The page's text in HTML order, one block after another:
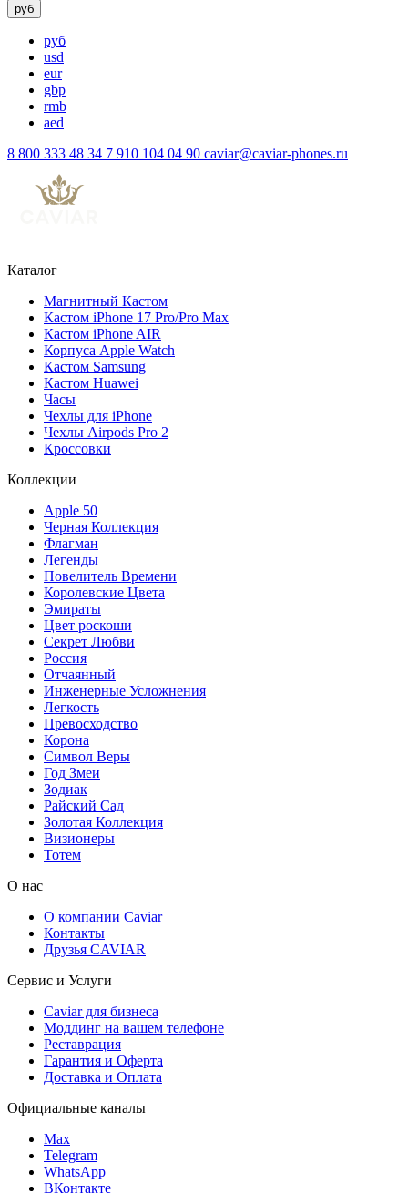
руб
руб
usd
eur
gbp
rmb
aed
8 800 333 48 34 7 910 104 04 90 caviar@caviar-phones.ru
Каталог
Магнитный Кастом
Кастом iPhone 17 Pro/Pro Max
Кастом iPhone AIR
Корпуса Apple Watch
Кастом Samsung
Кастом Huawei
Часы
Чехлы для iPhone
Чехлы Airpods Pro 2
Кроссовки
Коллекции
Apple 50
Черная Коллекция
Флагман
Легенды
Повелитель Времени
Королевские Цвета
Эмираты
Цвет роскоши
Секрет Любви
Россия
Отчаянный
Инженерные Усложнения
Легкость
Превосходство
Корона
Символ Веры
Год Змеи
Зодиак
Райский Сад
Золотая Коллекция
Визионеры
Тотем
О нас
О компании Caviar
Контакты
Друзья CAVIAR
Сервис и Услуги
Caviar для бизнеса
Моддинг на вашем телефоне
Реставрация
Гарантия и Оферта
Доставка и Оплата
Официальные каналы
Max
Telegram
WhatsApp
ВКонтакте